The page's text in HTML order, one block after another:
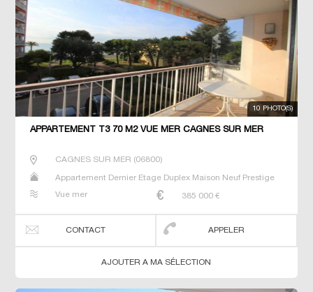
10 PHOTO(S)
APPARTEMENT T3 70 M2 VUE MER CAGNES SUR MER
CAGNES SUR MER (06800)
Appartement Dernier Etage Duplex Maison Neuf Prestige
Vue mer
385 000 €
CONTACT APPELER
AJOUTER A MA SÉLECTION